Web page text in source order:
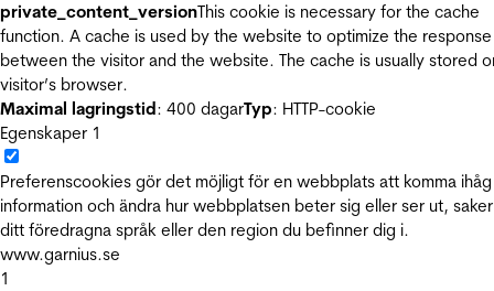
private_content_versionThis cookie is necessary for the cache
function. A cache is used by the website to optimize the
between the visitor and the website. The cache is usually stored
visitor’s browser.
Maximal lagringstid: 400 dagarTyp: HTTP-cookie
Egenskaper 1
Preferenscookies gör det möjligt för en webbplats att komma ihåg
information och ändra hur webbplatsen beter sig eller ser ut,
ditt föredragna språk eller den region du befinner dig i.
www.garnius.se
1